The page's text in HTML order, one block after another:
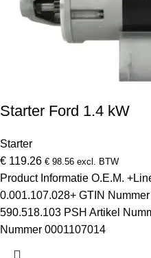
Starter Ford 1.4 kW
Starter
€ 119.26 € 98.56 excl. BTW
Product Informatie O.E.M.
0.001.107.028+ GTIN
590.518.103 PSH Artikel
Nummer 0001107014